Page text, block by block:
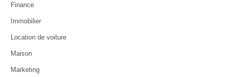
Finance
Immobilier
Location de voiture
Maison
Marketing